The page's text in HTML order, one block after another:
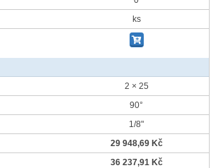
ks
2 × 25
90°
1/8"
29 948,69 Kč
36 237,91 Kč